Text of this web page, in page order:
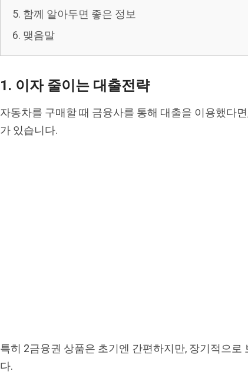
5. 함께 알아두면 좋은 정보
6. 맺음말
1. 이자 줄이는 대출전략
자동차를 구매할 때 금융사를 통해 대출을 이용했다
가 있습니다.
특히 2금융권 상품은 초기엔 간편하지만, 장기적으
다.